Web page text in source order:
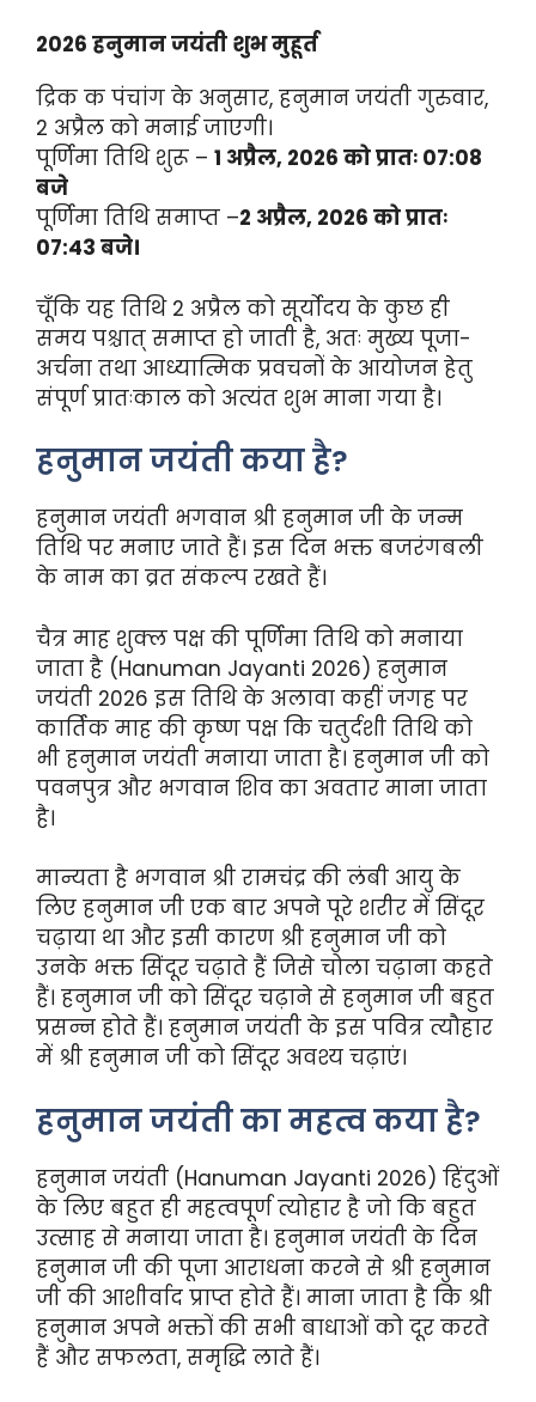
2026 हनुमान जयंती शुभ मुहूर्त
द्रिक क पंचांग के अनुसार, हनुमान जयंती गुरुवार,
2 अप्रैल को मनाई जाएगी।
पूर्णिमा तिथि शुरू – 1 अप्रैल, 2026 को प्रातः 07:08
बजे
पूर्णिमा तिथि समाप्त –2 अप्रैल, 2026 को प्रातः
07:43 बजे।
चूँकि यह तिथि 2 अप्रैल को सूर्योदय के कुछ ही
समय पश्चात् समाप्त हो जाती है, अतः मुख्य पूजा-
अर्चना तथा आध्यात्मिक प्रवचनों के आयोजन हेतु
संपूर्ण प्रातःकाल को अत्यंत शुभ माना गया है।
हनुमान जयंती कया है?
हनुमान जयंती भगवान श्री हनुमान जी के जन्म
तिथि पर मनाए जाते हैं। इस दिन भक्त बजरंगबली
के नाम का व्रत संकल्प रखते हैं।
चैत्र माह शुक्ल पक्ष की पूर्णिमा तिथि को मनाया
जाता है (Hanuman Jayanti 2026) हनुमान
जयंती 2026 इस तिथि के अलावा कहीं जगह पर
कार्तिक माह की कृष्ण पक्ष कि चतुर्दशी तिथि को
भी हनुमान जयंती मनाया जाता है। हनुमान जी को
पवनपुत्र और भगवान शिव का अवतार माना जाता
है।
मान्यता है भगवान श्री रामचंद्र की लंबी आयु के
लिए हनुमान जी एक बार अपने पूरे शरीर में सिंदूर
चढ़ाया था और इसी कारण श्री हनुमान जी को
उनके भक्त सिंदूर चढ़ाते हैं जिसे चोला चढ़ाना कहते
हैं। हनुमान जी को सिंदूर चढ़ाने से हनुमान जी बहुत
प्रसन्न होते हैं। हनुमान जयंती के इस पवित्र त्यौहार
में श्री हनुमान जी को सिंदूर अवश्य चढ़ाएं।
हनुमान जयंती का महत्व कया है?
हनुमान जयंती (Hanuman Jayanti 2026) हिंदुओं
के लिए बहुत ही महत्वपूर्ण त्योहार है जो कि बहुत
उत्साह से मनाया जाता है। हनुमान जयंती के दिन
हनुमान जी की पूजा आराधना करने से श्री हनुमान
जी की आशीर्वाद प्राप्त होते हैं। माना जाता है कि श्री
हनुमान अपने भक्तों की सभी बाधाओं को दूर करते
हैं और सफलता, समृद्धि लाते हैं।